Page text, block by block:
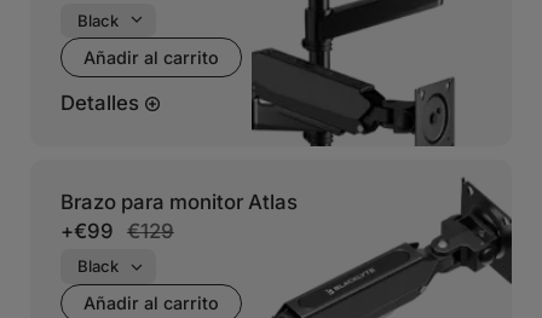
Añadir al carrito
Detalles
Brazo para monitor Atlas
+€99 €129
Añadir al carrito